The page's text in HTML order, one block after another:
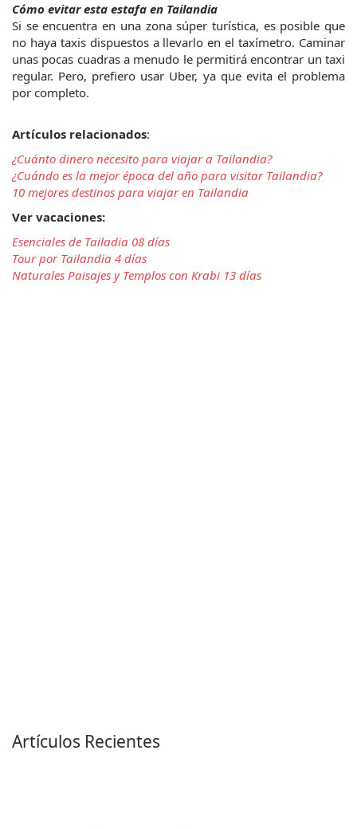
Cómo evitar esta estafa en Tailandia
Si se encuentra en una zona súper turística, es posible que
no haya taxis dispuestos a llevarlo en el taxímetro. Caminar
unas pocas cuadras a menudo le permitirá encontrar un taxi
regular. Pero, prefiero usar Uber, ya que evita el problema
por completo.
Artículos relacionados:
¿Cuánto dinero necesito para viajar a Tailandia?
¿Cuándo es la mejor época del año para visitar Tailandia?
10 mejores destinos para viajar en Tailandia
Ver vacaciones:
Esenciales de Tailadia 08 días
Tour por Tailandia 4 días
Naturales Paisajes y Templos con Krabi 13 días
Artículos Recientes